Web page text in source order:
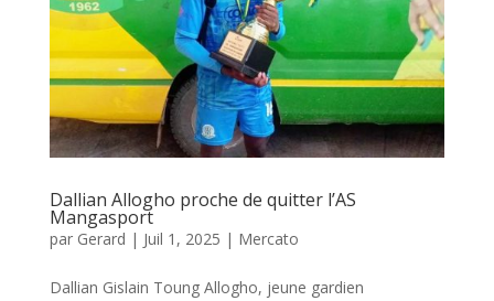
Dallian Allogho proche de quitter l’AS
Mangasport
par Gerard | Juil 1, 2025 | Mercato
Dallian Gislain Toung Allogho, jeune gardien